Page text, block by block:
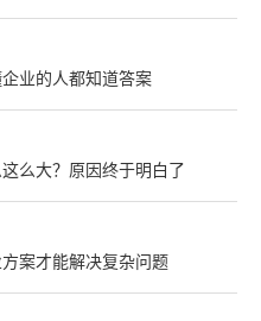
业的人都知道答案
么大？原因终于明白了
案才能解决复杂问题